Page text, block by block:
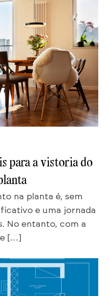
para a vistoria do
na planta é, sem
e uma jornada
No entanto, com a
[…]